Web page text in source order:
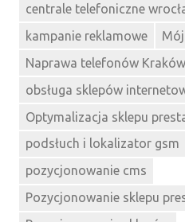
centrale telefoniczne
kampanie reklamowe
Naprawa telefonów
obsługa sklepów
Optymalizacja sklepu
podsłuch i lokalizator gsm
pozycjonowanie cms
Pozycjonowanie sklepu